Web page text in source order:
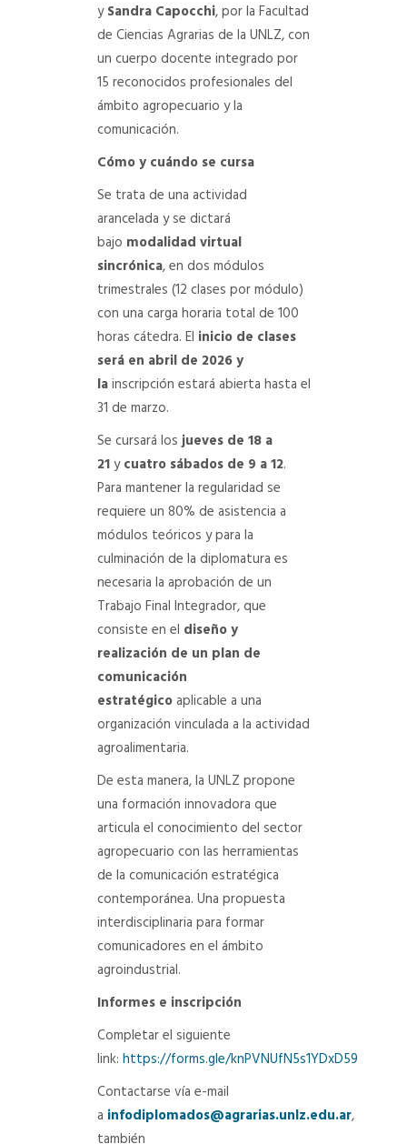
ySandra Capocchi, por la Facultad
de Ciencias Agrarias de la UNLZ, con
un cuerpo docente integrado por
15 reconocidos profesionales del
ámbito agropecuario y la
comunicación.
Cómo y cuándo se cursa
Se trata de una actividad
arancelada y se dictará
bajo modalidad virtual
sincrónica, en dos módulos
trimestrales (12 clases por módulo)
con una carga horaria total de 100
horas cátedra. El inicio de clases
será en abril de 2026 y
lainscripción estará abierta hasta el
31 de marzo.
Se cursará losjueves de 18 a
21ycuatro sábados de 9 a 12.
Para mantener la regularidad se
requiere un 80% de asistencia a
módulos teóricos y para la
culminación de la diplomatura es
necesaria la aprobación de un
Trabajo Final Integrador, que
consiste en el diseño y
realización de un plan de
comunicación
estratégicoaplicable a una
organización vinculada a la actividad
agroalimentaria.
De esta manera, la UNLZ propone
una formación innovadora que
articula el conocimiento del sector
agropecuario con las herramientas
de la comunicación estratégica
contemporánea. Una propuesta
interdisciplinaria para formar
comunicadores en el ámbito
agroindustrial.
Informes e inscripción
Completar el siguiente
link: https://forms.gle/knPVNUfN5s1YDxD59
Contactarse vía e-mail
a infodiplomados@agrarias.unlz.edu.ar,
también